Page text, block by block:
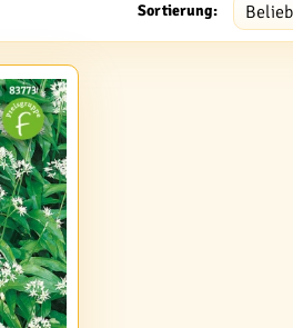
Sortierung: